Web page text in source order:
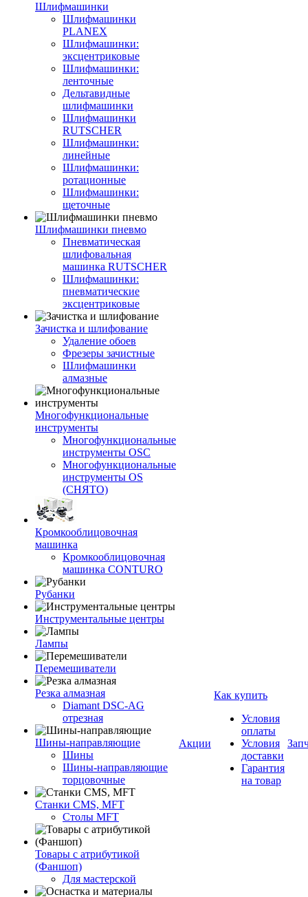
Шлифмашинки
Шлифмашинки
PLANEX
Шлифмашинки:
эксцентриковые
Шлифмашинки:
ленточные
Дельтавидные
шлифмашинки
Шлифмашинки
RUTSCHER
Шлифмашинки:
линейные
Шлифмашинки:
ротационные
Шлифмашинки:
щеточные
Шлифмашинки пневмо
Пневматическая
шлифовальная
машинка RUTSCHER
Шлифмашинки:
пневматические
эксцентриковые
Зачистка и шлифование
Удаление обоев
Фрезеры зачистные
Шлифмашинки
алмазные
Многофункциональные
инструменты
Многофункциональные
инструменты OSC
Многофункциональные
инструменты OS
(СНЯТО)
Кромкооблицовочная
машинка
Кромкооблицовочная
машинка CONTURO
Рубанки
Инструментальные центры
Лампы
Перемешиватели
Резка алмазная
Diamant DSC-AG
отрезная
Шины-направляющие
Шины
Шины-направляющие
торцовочные
Станки CMS, MFT
Столы MFT
Товары с атрибутикой
(Фаншоп)
Для мастерской
Акции
Как купить
Условия
оплаты
Условия
доставки
Гарантия
на товар